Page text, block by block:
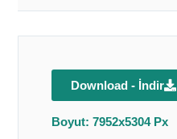
Download - İndir
Boyut: 7952x5304 Px